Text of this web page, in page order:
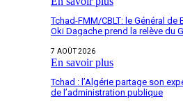
Tchad-FMM/CBLT: le Général de
Oki Dagache prend la relève du
7 AOÛT 2026
En savoir plus
Tchad : l’Algérie partage son
de l’administration publique